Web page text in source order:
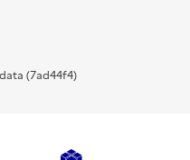
(7ad44f4)